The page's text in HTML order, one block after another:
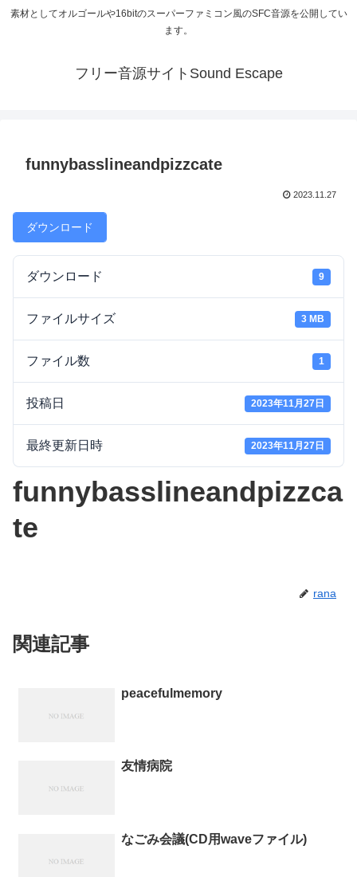
素材としてオルゴールや16bitのスーパーファミコン風のSFC音源を公開してい
ます。
フリー音源サイトSound Escape
funnybasslineandpizzcate
2023.11.27
ダウンロード
ダウンロード 9
ファイルサイズ 3 MB
ファイル数 1
投稿日 2023年11月27日
最終更新日時 2023年11月27日
funnybasslineandpizzca
te
rana
関連記事
peacefulmemory
友情病院
なごみ会議(CD用waveファイル)